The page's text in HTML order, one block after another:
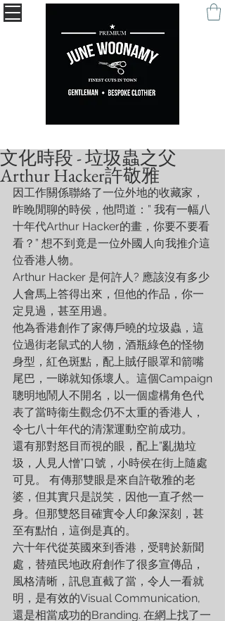
文化時段 - 垃圾蟲之父
Arthur Hacker許敬雅
因工作關係聯絡了一位外地的收藏家，
昨睌閒聊的時侯，他問道：” 我有一幅八
十年代Arthur Hacker的畫，你要不要看
看？” 想不到竟是一位外國人向我推介這
位香港人物。
Arthur Hacker 是何許人? 應該沒有多少
人會馬上答得出來，但他的作品，你一
定見過，甚至用過。
他為香港創作了家傳戶曉的垃圾蟲，這
位過街老鼠式的人物，酒瓶綠色的怪物
身型，紅色斑點，配上賊仔眼罩和箭嘴
尾巴，一睇就知係壞人。這個Campaign
聰明地鬧人不開名，以一個虛構角色代
表了當時衞生觀念仍不太重的香港人，
令七八十年代的清潔運動空前成功。
還有那對怒目而視的眼，配上”亂拋垃
圾，人見人憎”口號，小時侯在街上隨處
可見。 有傳那雙眼是來自許敬雅的老
婆，但其實只是説笑，因他一直孑然一
身。但那雙怒目確實令人印象深刻，甚
至有點怕，這倒是真的。
六十年代從英國來到香港，受聘於新聞
處，替殖民地政府創作了很多宣傳品，
風格清晰，訊息直截了當，令人一看就
明，是有效的Visual Communication,
還是相當成功的Branding. 在網上找了一